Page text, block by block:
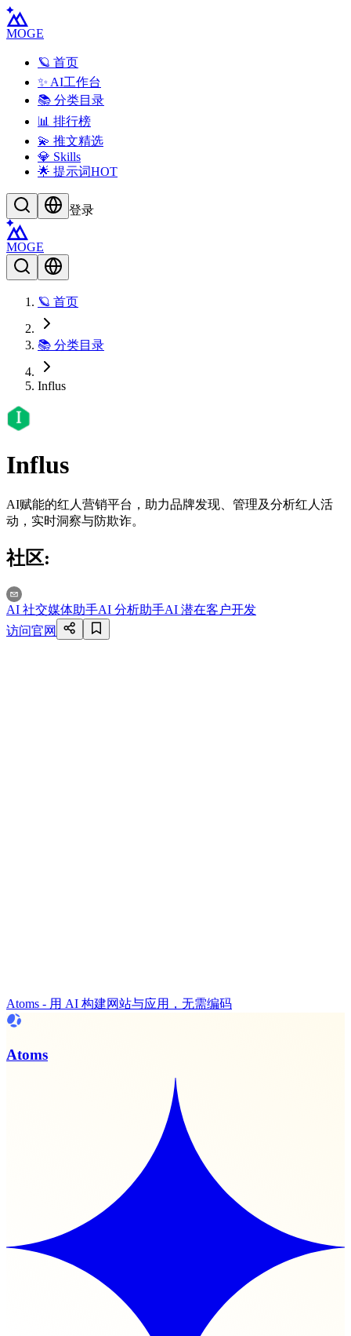
MOGE
🪐 首页
✨ AI工作台
📚 分类目录
📊 排行榜
💫 推文精选
💎 Skills
🌟 提示词HOT
登录
MOGE
🪐 首页
📚 分类目录
Influs
Influs
AI赋能的红人营销平台，助力品牌发现、管理及分析红人活
动，实时洞察与防欺诈。
社区:
AI 社交媒体助手AI 分析助手AI 潜在客户开发
访问官网
Atoms - 用 AI 构建网站与应用，无需编码
Atoms